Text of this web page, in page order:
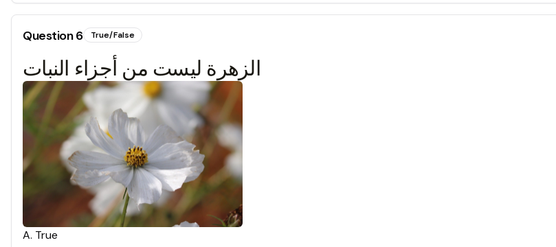
Question6 True/False
الزهرة ليست من أجزاء النبات
A. True